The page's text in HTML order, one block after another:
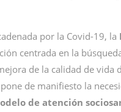
por la Covid-19, la
centrada en la
de la calidad de vida
de manifiesto la
de atención